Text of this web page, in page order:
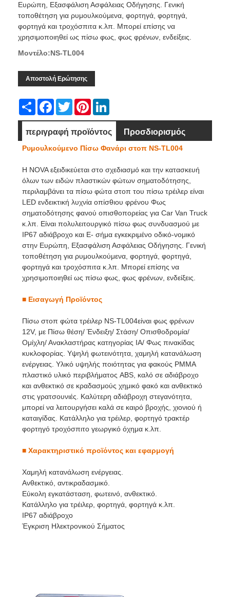
Ευρώπη, Εξασφάλιση Ασφάλειας Οδήγησης. Γενική
τοποθέτηση για ρυμουλκούμενα, φορτηγά, φορτηγά,
φορτηγά και τροχόσπιτα κ.λπ. Μπορεί επίσης να
χρησιμοποιηθεί ως πίσω φως, φως φρένων, ενδείξεις.
Μοντέλο:NS-TL004
Αποστολή Ερώτησης
Share Facebook
TwitterPinterest
περιγραφή προϊόντος Προσδιορισμός
Διάσταση
Ρυμουλκούμενο Πίσω Φανάρι στοπ NS-TL004
Η NOVA εξειδικεύεται στο σχεδιασμό και την κατασκευή
όλων των ειδών πλαστικών φώτων σηματοδότησης,
περιλαμβάνει τα πίσω φώτα στοπ του πίσω τρέιλερ είναι
LED ενδεικτική λυχνία οπίσθιου φρένου Φως
σηματοδότησης φανού οπισθοπορείας για Car Van Truck
κ.λπ. Είναι πολυλειτουργικό πίσω φως συνδυασμού με
IP67 αδιάβροχο και E- σήμα εγκεκριμένο οδικό-νομικό
στην Ευρώπη, Εξασφάλιση Ασφάλειας Οδήγησης. Γενική
τοποθέτηση για ρυμουλκούμενα, φορτηγά, φορτηγά,
φορτηγά και τροχόσπιτα κ.λπ. Μπορεί επίσης να
χρησιμοποιηθεί ως πίσω φως, φως φρένων, ενδείξεις.
■ Εισαγωγή Προϊόντος
Πίσω στοπ φώτα τρέιλερ NS-TL004είναι φως φρένων
12V, με Πίσω θέση/ Ένδειξη/ Στάση/ Οπισθοδρομία/
Ομίχλη/ Ανακλαστήρας κατηγορίας IA/ Φως πινακίδας
κυκλοφορίας. Υψηλή φωτεινότητα, χαμηλή κατανάλωση
ενέργειας. Υλικό υψηλής ποιότητας για φακούς PMMA
πλαστικό υλικό περιβλήματος ABS, καλό σε αδιάβροχο
και ανθεκτικό σε κραδασμούς χημικό φακό και ανθεκτικό
στις γρατσουνιές. Καλύτερη αδιάβροχη στεγανότητα,
μπορεί να λειτουργήσει καλά σε καιρό βροχής, χιονιού ή
καταιγίδας. Κατάλληλο για τρέιλερ, φορτηγό τρακτέρ
φορτηγό τροχόσπιτο γεωργικό όχημα κ.λπ.
■ Χαρακτηριστικό προϊόντος και εφαρμογή
Χαμηλή κατανάλωση ενέργειας.
Ανθεκτικό, αντικραδασμικό.
Εύκολη εγκατάσταση, φωτεινό, ανθεκτικό.
Κατάλληλο για τρέιλερ, φορτηγά, φορτηγά κ.λπ.
IP67 αδιάβροχο
Έγκριση Ηλεκτρονικού Σήματος